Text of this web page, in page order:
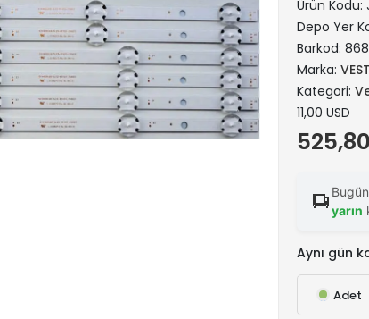
Ürün Kodu:
Depo Yer
Barkod:
Marka:
Kategori:
11,00 USD
yarın
Aynı gün
Adet